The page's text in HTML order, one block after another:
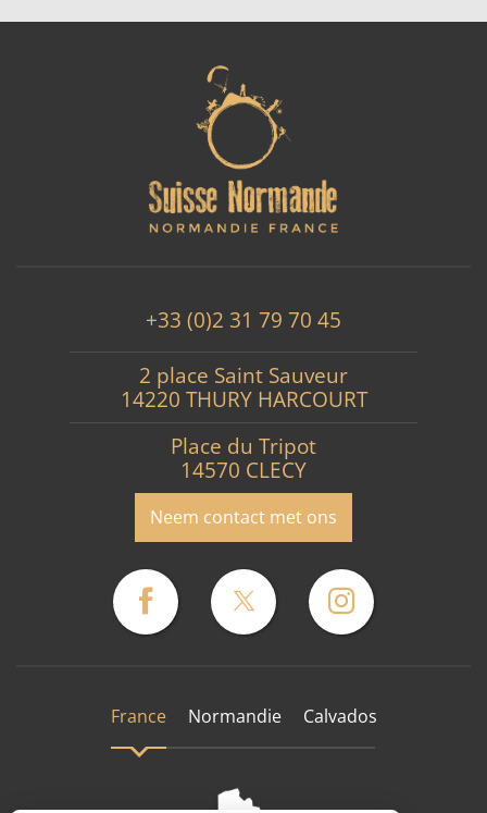
+33 (0)2 31 79 70 45
2 place Saint Sauveur
14220 THURY HARCOURT
Place du Tripot
14570 CLECY
Neem contact met ons
France Normandie Calvados